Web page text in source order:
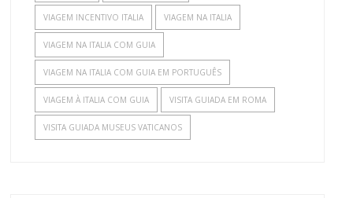
VIAGEM INCENTIVO ITALIA VIAGEM NA ITALIA
VIAGEM NA ITALIA COM GUIA
VIAGEM NA ITALIA COM GUIA EM PORTUGUÊS
VIAGEM À ITALIA COM GUIA VISITA GUIADA EM ROMA
VISITA GUIADA MUSEUS VATICANOS